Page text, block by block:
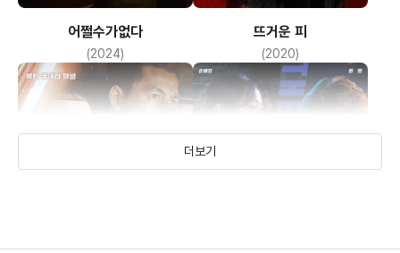
어쩔수가없다
(2024)
뜨거운 피
(2020)
더보기